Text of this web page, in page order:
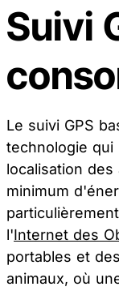
Suivi
Le suivi GPS
technologie qui
localisation
minimum
l'Internet des
portables et
animaux, où